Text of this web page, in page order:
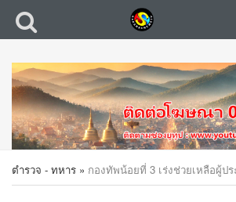
ตำรวจ - ทหาร » กองทัพน้อยที่ 3 เร่งช่วยเหลือผู้ป